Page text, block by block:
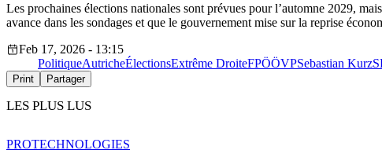
Les prochaines élections nationales sont prévues pour l’automne 2029,
avance dans les sondages et que le gouvernement mise sur la reprise
Feb 17, 2026 - 13:15
PolitiqueAutricheÉlectionsExtrême DroiteFPÖÖVPSebastian Kurz
Print Partager
LES PLUS LUS
PROTECHNOLOGIES